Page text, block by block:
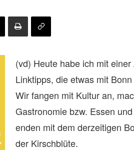
(vd) Heute habe ich mit
Linktipps, die etwas mit
Wir fangen mit Kultur an,
Gastronomie bzw. Essen
enden mit dem derzeitigen
der Kirschblüte.